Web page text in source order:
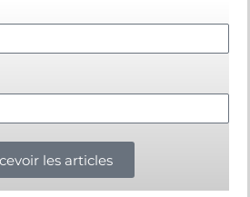
les articles